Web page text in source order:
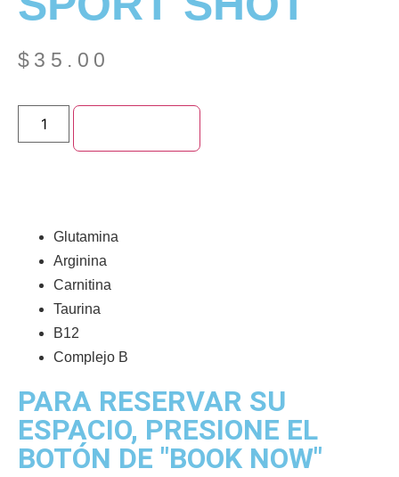
$ 35.00
Glutamina
Arginina
Carnitina
Taurina
B12
Complejo B
PARA RESERVAR SU
ESPACIO, PRESIONE EL
BOTÓN DE "BOOK NOW"